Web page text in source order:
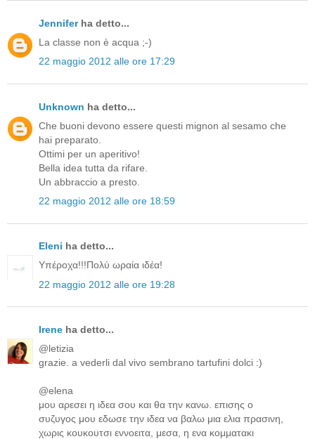
Jenniferha detto...
La classe non è acqua ;-)
22 maggio 2012 alle ore 17:29
Unknown ha detto...
Che buoni devono essere questi mignon al sesamo che
hai preparato.
Ottimi per un aperitivo!
Bella idea tutta da rifare.
Un abbraccio a presto.
22 maggio 2012 alle ore 18:59
Eleni ha detto...
Υπέροχα!!!Πολύ ωραία ιδέα!
22 maggio 2012 alle ore 19:28
Irene ha detto...
@letizia
grazie. a vederli dal vivo sembrano tartufini dolci :)
@elena
μου αρεσει η ιδεα σου και θα την κανω. επισης ο
συζυγος μου εδωσε την ιδεα να βαλω μια ελια πρασινη,
χωρις κουκουτσι εννοειτα, μεσα, η ενα κομματακι